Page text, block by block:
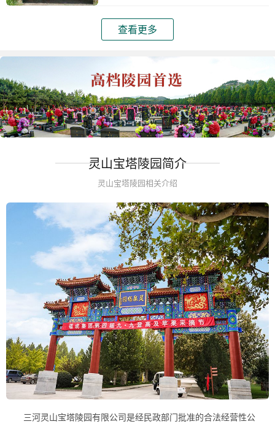
查看更多
灵山宝塔陵园简介
灵山宝塔陵园相关介绍
三河灵山宝塔陵园有限公司是经民政部门批准的合法经营性公